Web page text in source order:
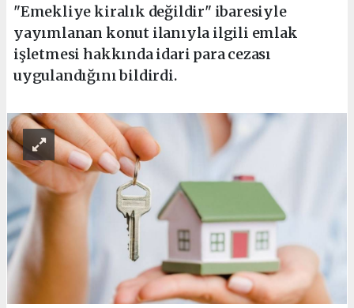
"Emekliye kiralık değildir" ibaresiyle
yayımlanan konut ilanıyla ilgili emlak
işletmesi hakkında idari para cezası
uygulandığını bildirdi.